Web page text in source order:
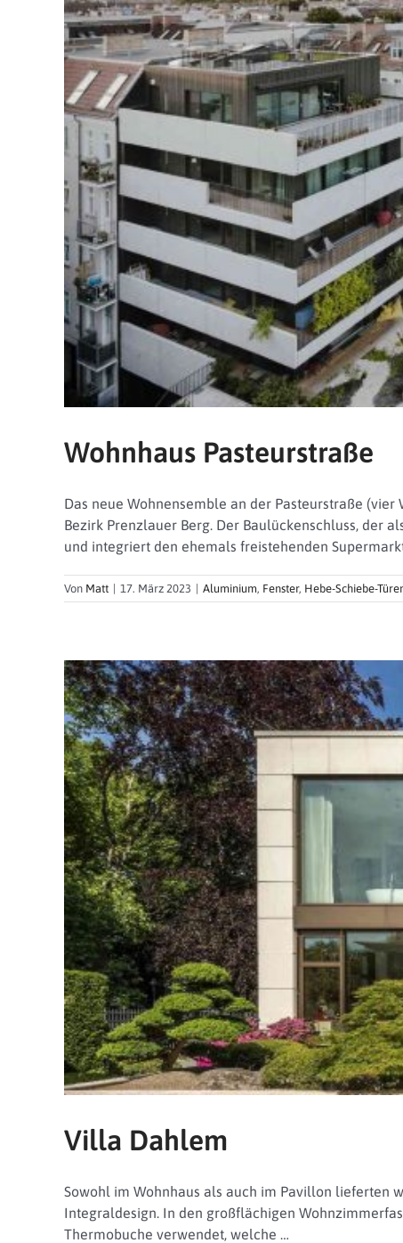
Wohnhaus Pasteurstraße
Das neue Wohnensemble an der Pasteurstraße
Bezirk Prenzlauer Berg. Der Baulückenschluss, der
und integriert den ehemals freistehenden
Von Matt 17. März 2023 Aluminium, Fenster, Hebe-Schiebe-
Villa Dahlem
Sowohl im Wohnhaus als auch im Pavillon lieferten
Integraldesign. In den großflächigen
Thermobuche verwendet, welche …